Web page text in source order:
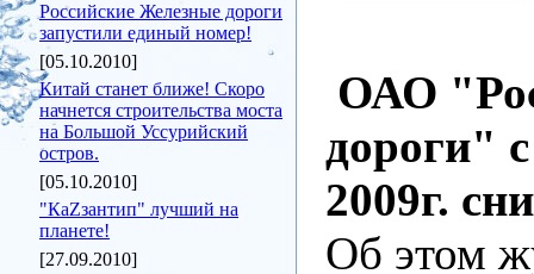
Российские Железные дороги
запустили единый номер!
[05.10.2010]
Китай станет ближе! Скоро
начнется строительства моста
на Большой Уссурийский
остров.
[05.10.2010]
"КаZзантип" лучший на
планете!
[27.09.2010]
ОАО
дороги"
2009г.
Об этом